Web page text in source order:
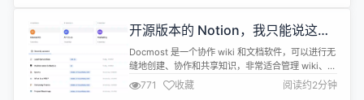
多用户、OAuth 认证和 API 访问等功能。 Karate 开
测试框架，可与 Spr...
开源版本的 Notion，我只能说这个
Docmost 牛
Docmost 是一个协作 wiki 和文档软件，可以进行无
缝地创建、协作和共享知识，非常适合管理 wiki、知
识库、文档等。 亮点： 实时协作：编辑器允许多个
用户同时实时编辑页面。支持图表（mermaid、
771 收藏 阅读约2分钟